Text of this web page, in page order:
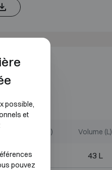
internes (mm) Volume (L)
P230 43 L
possible,
et
pouvez